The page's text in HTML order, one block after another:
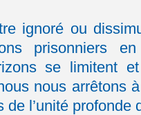
ignoré ou
prisonniers
se limitent
nous arrêtons
de l’unité profonde